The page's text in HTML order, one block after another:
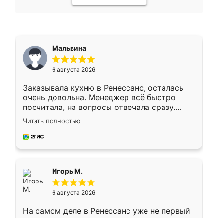
Мальвина
6 августа 2026
Заказывала кухню в Ренессанс, осталась
очень довольна. Менеджер всё быстро
посчитала, на вопросы отвечала сразу.
Замерщик приехал в субботу, подошёл к
делу со всей ответственностью. Собрали
за день, ребята работали аккуратно, даже
Читать полностью
Игорь М.
6 августа 2026
На самом деле в Ренессанс уже не первый